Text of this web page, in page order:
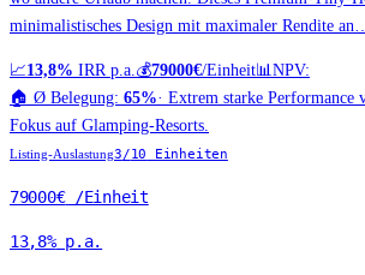
minimalistisches Design mit maximaler Rendite an…
📈13,8% IRR p.a. 💰79000€/Einheit📊NPV:
🏠 Ø Belegung: 65%· Extrem starke Performance
Fokus auf Glamping-Resorts.
Listing-Auslastung3/10 Einheiten
79000€/Einheit
13,8%p.a.